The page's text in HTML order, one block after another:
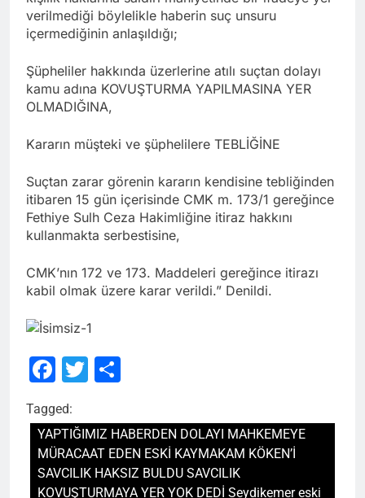
verilmediği böylelikle haberin suç unsuru
içermediğinin anlaşıldığı;
Şüpheliler hakkında üzerlerine atılı suçtan dolayı
kamu adına KOVUŞTURMA YAPILMASINA YER
OLMADIĞINA,
Kararın müşteki ve şüphelilere TEBLİĞİNE
Suçtan zarar görenin kararın kendisine tebliğinden
itibaren 15 gün içerisinde CMK m. 173/1 gereğince
Fethiye Sulh Ceza Hakimliğine itiraz hakkını
kullanmakta serbestisine,
CMK’nın 172 ve 173. Maddeleri gereğince itirazı
kabil olmak üzere karar verildi.” Denildi.
Facebook
Twitter
Tagged:
YAPTIĞIMIZ HABERDEN DOLAYI MAHKEMEYE
MÜRACAAT EDEN ESKİ KAYMAKAM KÖKEN’İ
SAVCILIK HAKSIZ BULDU SAVCILIK
KOVUŞTURMAYA YER YOK DEDİ Seydikemer eski